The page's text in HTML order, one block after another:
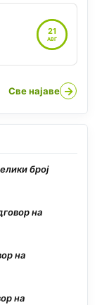
21
АВГ
Све најаве →
број
на
на
на